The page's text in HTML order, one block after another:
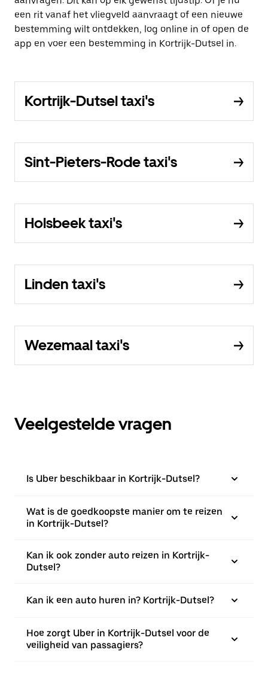
een rit vanaf het vliegveld aanvraagt of een nieuwe
bestemming wilt ontdekken, log online in of open de
app en voer een bestemming in Kortrijk-Dutsel in.
Kortrijk-Dutsel taxi's
Sint-Pieters-Rode taxi's
Holsbeek taxi's
Linden taxi's
Wezemaal taxi's
Veelgestelde vragen
Is Uber beschikbaar in Kortrijk-Dutsel?
Wat is de goedkoopste manier om te reizen
in Kortrijk-Dutsel?
Kan ik ook zonder auto reizen in Kortrijk-
Dutsel?
Kan ik een auto huren in? Kortrijk-Dutsel?
Hoe zorgt Uber in Kortrijk-Dutsel voor de
veiligheid van passagiers?